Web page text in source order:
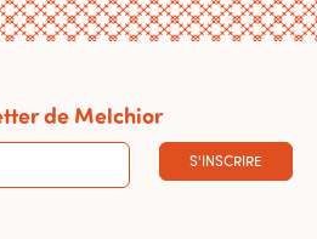
de Melchior
S'INSCRIRE